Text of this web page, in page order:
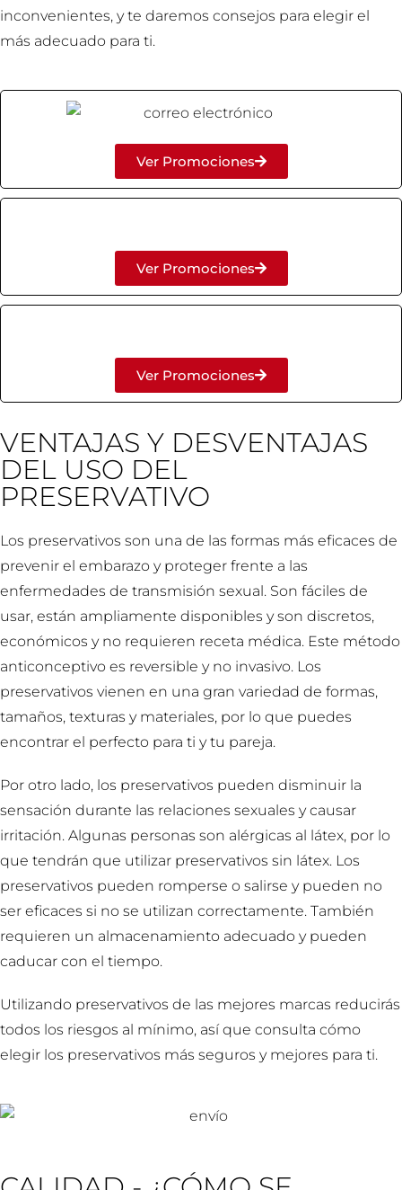
inconvenientes, y te daremos consejos para elegir el
más adecuado para ti.
Ver Promociones
Ver Promociones
Ver Promociones
VENTAJAS Y DESVENTAJAS
DEL USO DEL
PRESERVATIVO
Los preservativos son una de las formas más eficaces de
prevenir el embarazo y proteger frente a las
enfermedades de transmisión sexual. Son fáciles de
usar, están ampliamente disponibles y son discretos,
económicos y no requieren receta médica. Este método
anticonceptivo es reversible y no invasivo. Los
preservativos vienen en una gran variedad de formas,
tamaños, texturas y materiales, por lo que puedes
encontrar el perfecto para ti y tu pareja.
Por otro lado, los preservativos pueden disminuir la
sensación durante las relaciones sexuales y causar
irritación. Algunas personas son alérgicas al látex, por lo
que tendrán que utilizar preservativos sin látex. Los
preservativos pueden romperse o salirse y pueden no
ser eficaces si no se utilizan correctamente. También
requieren un almacenamiento adecuado y pueden
caducar con el tiempo.
Utilizando preservativos de las mejores marcas reducirás
todos los riesgos al mínimo, así que consulta cómo
elegir los preservativos más seguros y mejores para ti.